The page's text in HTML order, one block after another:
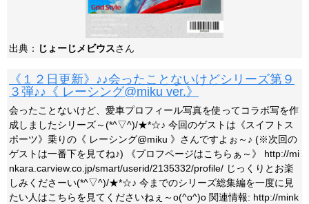
出典： じょーじメビウスさん
《１２日更新》♪♪会ったことないけどシリーズ第９
３弾♪♪《 レーシング@miku ver.》
会ったことないけど、愛車プロフィール写真を使ってコラボ写を作
成しましたシリーズ～(*^▽^)/★*☆♪ 今回のゲストは《スイフトス
ポーツ》乗りの《 レーシング@miku 》さんですよぉ～♪ (※次回の
ゲストは一番下を見てね♪) 《プロフページはこちらぁ～》 http://mi
nkara.carview.co.jp/smart/userid/2135332/profile/ じっくりとお楽
しみくださーい(*^▽^)/★*☆♪ 今までのシリーズ総集編を一度に見
たい人はこちらを見てくださいねぇ～o(^o^)o 関連情報: http://mink